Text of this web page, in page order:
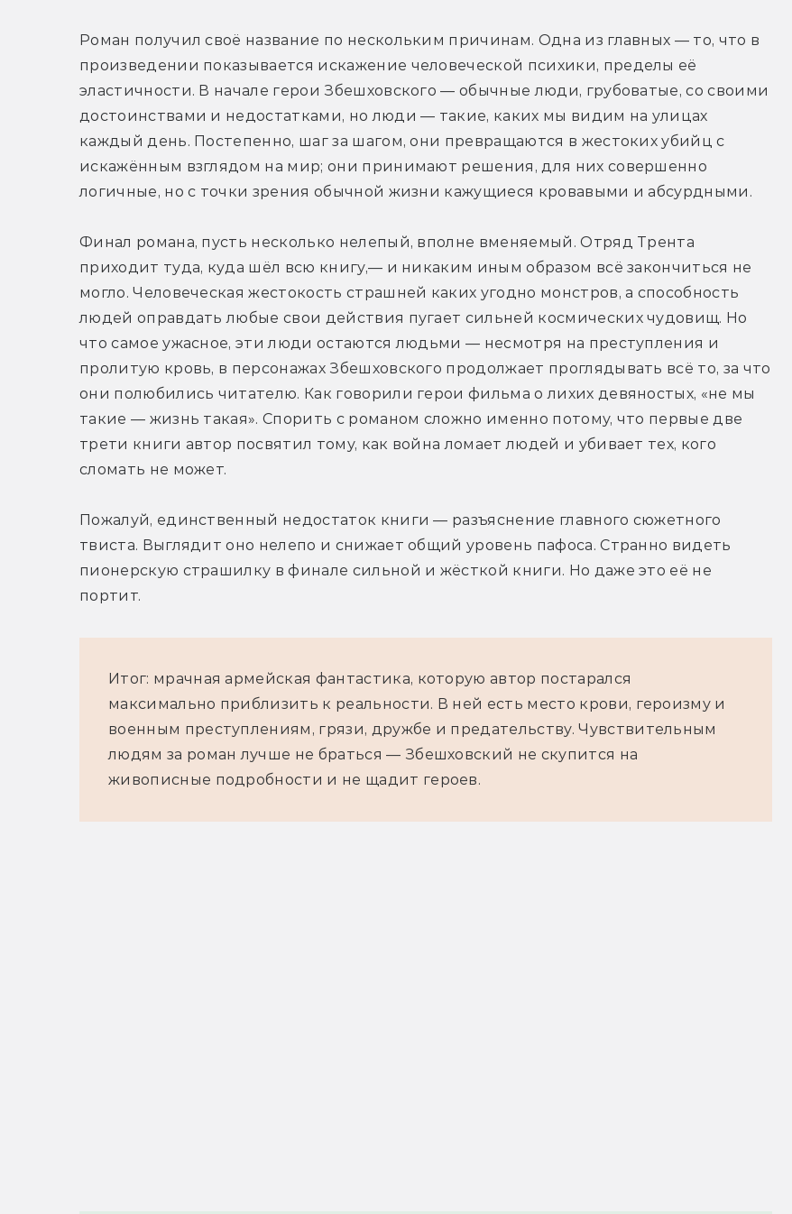
Роман получил своё название по нескольким причинам. Одна из главных — то, что в
произведении показывается искажение человеческой психики, пределы её
эластичности. В начале герои Збешховского — обычные люди, грубоватые, со своими
достоинствами и недостатками, но люди — такие, каких мы видим на улицах
каждый день. Постепенно, шаг за шагом, они превращаются в жестоких убийц с
искажённым взглядом на мир; они принимают решения, для них совершенно
логичные, но с точки зрения обычной жизни кажущиеся кровавыми и абсурдными.
Финал романа, пусть несколько нелепый, вполне вменяемый. Отряд Трента
приходит туда, куда шёл всю книгу,— и никаким иным образом всё закончиться не
могло. Человеческая жестокость страшней каких угодно монстров, а способность
людей оправдать любые свои действия пугает сильней космических чудовищ. Но
что самое ужасное, эти люди остаются людьми — несмотря на преступления и
пролитую кровь, в персонажах Збешховского продолжает проглядывать всё то, за что
они полюбились читателю. Как говорили герои фильма о лихих девяностых, «не мы
такие — жизнь такая». Спорить с романом сложно именно потому, что первые две
трети книги автор посвятил тому, как война ломает людей и убивает тех, кого
сломать не может.
Пожалуй, единственный недостаток книги — разъяснение главного сюжетного
твиста. Выглядит оно нелепо и снижает общий уровень пафоса. Странно видеть
пионерскую страшилку в финале сильной и жёсткой книги. Но даже это её не
портит.
Итог: мрачная армейская фантастика, которую автор постарался
максимально приблизить к реальности. В ней есть место крови, героизму и
военным преступлениям, грязи, дружбе и предательству. Чувствительным
людям за роман лучше не браться — Збешховский не скупится на
живописные подробности и не щадит героев.